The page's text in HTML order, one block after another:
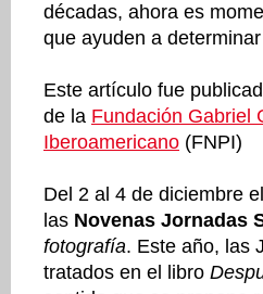
décadas, ahora es
que ayuden a
Este artículo fue
de la Fundación Gabriel
Iberoamericano (FNPI)
Del 2 al 4 de diciembre el
las Novenas Jornadas
fotografía. Este año, las
tratados en el libro